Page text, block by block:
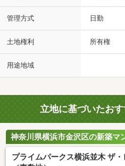
管理方式 日勤
土地権利 所有権
用途地域
立地に基づいたお
神奈川県横浜市金沢区の新築マ
プライムパークス横浜並木 ザ